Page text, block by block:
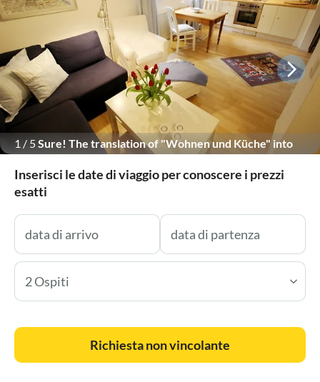
1 / 5Sure! The translation of "Wohnen und Küche" into
Inserisci le date di viaggio per conoscere i prezzi
esatti
2 Ospiti
Richiesta non vincolante